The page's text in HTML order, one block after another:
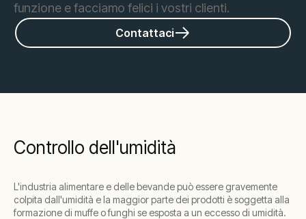
funzione e facciamo felici i vostri clienti.
Contattaci
Controllo dell'umidità
L'industria alimentare e delle bevande può essere gravemente
colpita dall'umidità e la maggior parte dei prodotti è soggetta alla
formazione di muffe o funghi se esposta a un eccesso di umidità.